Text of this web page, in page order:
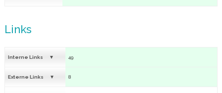
Links
Interne Links 49
Externe Links 8